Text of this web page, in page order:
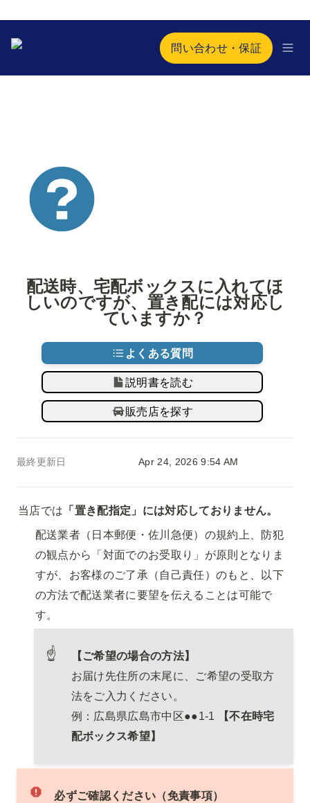
問い合わせ・保証
配送時、宅配ボックスに入れてほ
しいのですが、置き配には対応し
ていますか？
よくある質問
説明書を読む
販売店を探す
最終更新日 Apr 24, 2026 9:54 AM
当店では 「置き配指定」には対応しておりません。
配送業者（日本郵便・佐川急便）の規約上、防犯
の観点から「対面でのお受取り」が原則となりま
すが、お客様のご了承（自己責任）のもと、以下
の方法で配送業者に要望を伝えることは可能で
す。
☝
【ご希望の場合の方法】
お届け先住所の末尾に、ご希望の受取方
法をご入力ください。
例：広島県広島市中区●●1-1
【不在時宅
配ボックス希望】
必ずご確認ください（免責事項）